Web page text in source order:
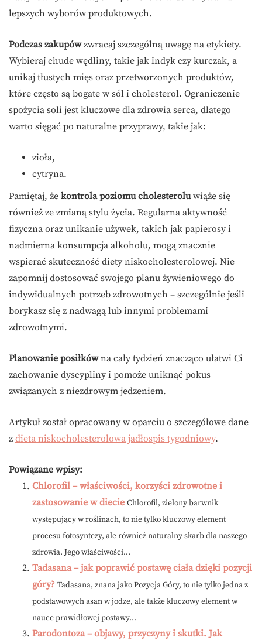
lepszych wyborów produktowych.
Podczas zakupówzwracaj szczególną uwagę na etykiety.
Wybieraj chude wędliny, takie jak indyk czy kurczak, a
unikaj tłustych mięs oraz przetworzonych produktów,
które często są bogate w sól i cholesterol. Ograniczenie
spożycia soli jest kluczowe dla zdrowia serca, dlatego
warto sięgać po naturalne przyprawy, takie jak:
zioła,
cytryna.
Pamiętaj, że kontrola poziomu cholesteroluwiąże się
również ze zmianą stylu życia. Regularna aktywność
fizyczna oraz unikanie używek, takich jak papierosy i
nadmierna konsumpcja alkoholu, mogą znacznie
wspierać skuteczność diety niskocholesterolowej. Nie
zapomnij dostosować swojego planu żywieniowego do
indywidualnych potrzeb zdrowotnych – szczególnie jeśli
borykasz się z nadwagą lub innymi problemami
zdrowotnymi.
Planowanie posiłkówna cały tydzień znacząco ułatwi Ci
zachowanie dyscypliny i pomoże uniknąć pokus
związanych z niezdrowym jedzeniem.
Artykuł został opracowany w oparciu o szczegółowe dane
z dieta niskocholesterolowa jadłospis tygodniowy.
Powiązane wpisy:
Chlorofil – właściwości, korzyści zdrowotne i
zastosowanie w diecie Chlorofil, zielony barwnik
występujący w roślinach, to nie tylko kluczowy element
procesu fotosyntezy, ale również naturalny skarb dla naszego
zdrowia. Jego właściwości...
Tadasana – jak poprawić postawę ciała dzięki pozycji
góry? Tadasana, znana jako Pozycja Góry, to nie tylko jedna z
podstawowych asan w jodze, ale także kluczowy element w
nauce prawidłowej postawy...
Parodontoza – objawy, przyczyny i skutki. Jak